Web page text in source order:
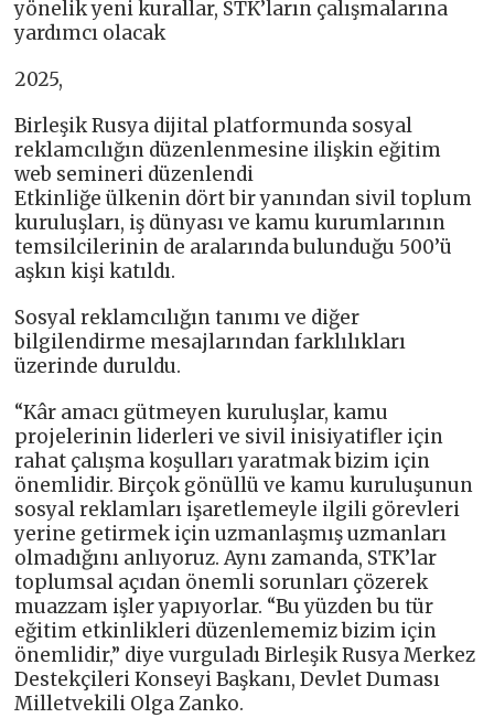
yönelik yeni kurallar, STK’ların çalışmalarına
yardımcı olacak
2025,
Birleşik Rusya dijital platformunda sosyal
reklamcılığın düzenlenmesine ilişkin eğitim
web semineri düzenlendi
Etkinliğe ülkenin dört bir yanından sivil toplum
kuruluşları, iş dünyası ve kamu kurumlarının
temsilcilerinin de aralarında bulunduğu 500’ü
aşkın kişi katıldı.
Sosyal reklamcılığın tanımı ve diğer
bilgilendirme mesajlarından farklılıkları
üzerinde duruldu.
“Kâr amacı gütmeyen kuruluşlar, kamu
projelerinin liderleri ve sivil inisiyatifler için
rahat çalışma koşulları yaratmak bizim için
önemlidir. Birçok gönüllü ve kamu kuruluşunun
sosyal reklamları işaretlemeyle ilgili görevleri
yerine getirmek için uzmanlaşmış uzmanları
olmadığını anlıyoruz. Aynı zamanda, STK’lar
toplumsal açıdan önemli sorunları çözerek
muazzam işler yapıyorlar. “Bu yüzden bu tür
eğitim etkinlikleri düzenlememiz bizim için
önemlidir,” diye vurguladı Birleşik Rusya Merkez
Destekçileri Konseyi Başkanı, Devlet Duması
Milletvekili Olga Zanko.